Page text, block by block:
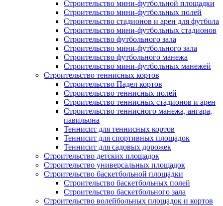
Строительство мини-футбольной площадки
Строительство мини-футбольных полей
Строительство стадионов и арен для футбола
Строительство мини-футбольных стадионов
Строительство футбольного зала
Строительство мини-футбольного зала
Строительство футбольного манежа
Строительство мини-футбольных манежей
Строительство теннисных кортов
Строительство Падел кортов
Строительство теннисных полей
Строительство теннисных стадионов и арен
Строительство теннисного манежа, ангара,
павильона
Теннисит для теннисных кортов
Теннисит для спортивных площадок
Теннисит для садовых дорожек
Строительство детских площадок
Строительство универсальных площадок
Строительство баскетбольной площадки
Строительство баскетбольных полей
Строительство баскетбольного зала
Строительство волейбольных площадок и кортов